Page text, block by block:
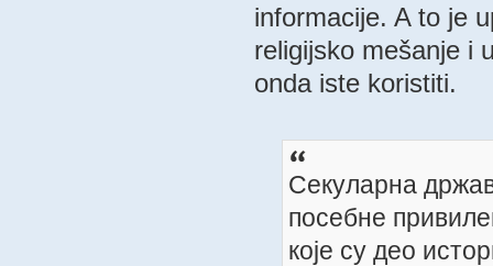
informacije. A to je
religijsko mešanje i
onda iste koristiti.
Секуларна
посебне
које су део